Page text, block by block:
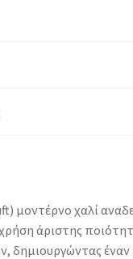
μοντέρνο χαλί
άριστης
δημιουργώντας